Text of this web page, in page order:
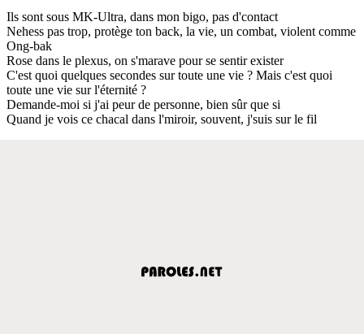
Ils sont sous MK-Ultra, dans mon bigo, pas d'contact
Nehess pas trop, protège ton back, la vie, un combat, violent comme
Ong-bak
Rose dans le plexus, on s'marave pour se sentir exister
C'est quoi quelques secondes sur toute une vie ? Mais c'est quoi
toute une vie sur l'éternité ?
Demande-moi si j'ai peur de personne, bien sûr que si
Quand je vois ce chacal dans l'miroir, souvent, j'suis sur le fil